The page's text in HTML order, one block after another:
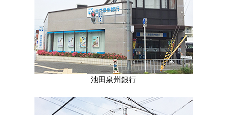
池田泉州銀行